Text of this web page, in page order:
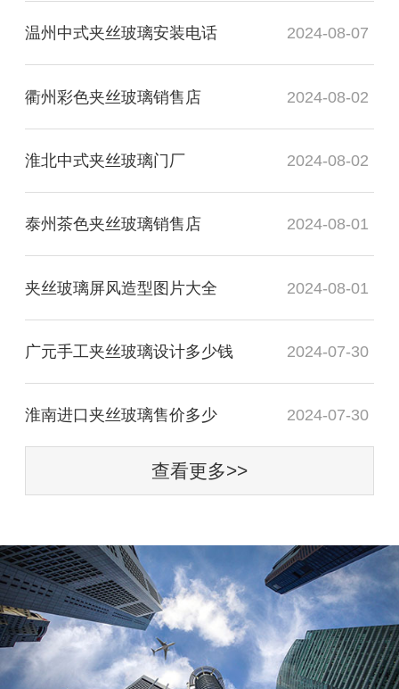
温州中式夹丝玻璃安装电话 2024-08-07
衢州彩色夹丝玻璃销售店 2024-08-02
淮北中式夹丝玻璃门厂 2024-08-02
泰州茶色夹丝玻璃销售店 2024-08-01
夹丝玻璃屏风造型图片大全 2024-08-01
广元手工夹丝玻璃设计多少钱 2024-07-30
淮南进口夹丝玻璃售价多少 2024-07-30
查看更多>>